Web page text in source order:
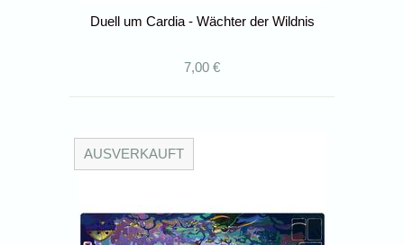
Duell um Cardia - Wächter der Wildnis
7,00 €
AUSVERKAUFT